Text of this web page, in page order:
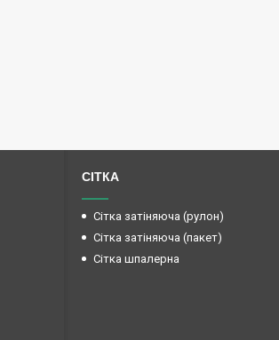
СІТКА
Сітка затіняюча (рулон)
Сітка затіняюча (пакет)
Сітка шпалерна